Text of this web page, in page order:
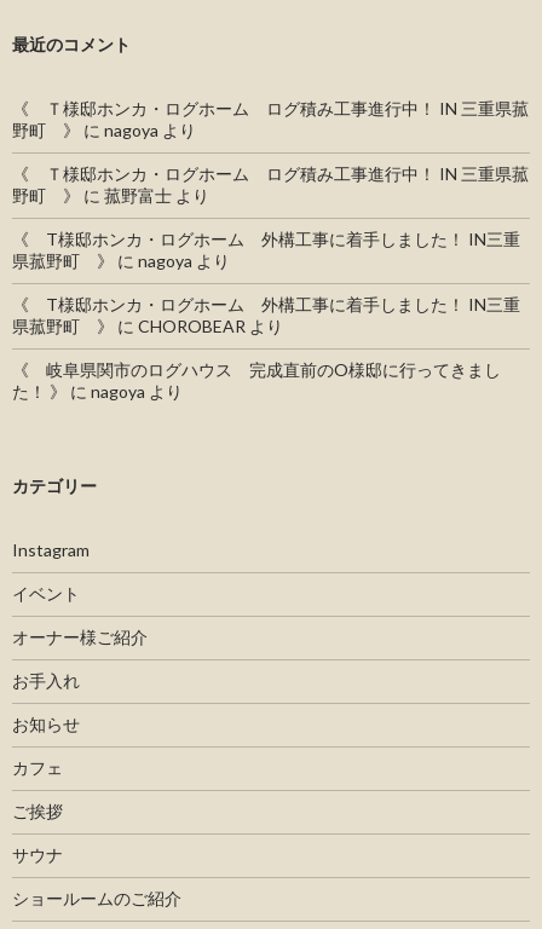
最近のコメント
《 Ｔ様邸ホンカ・ログホーム ログ積み工事進行中！ IN 三重県菰
野町 》
に nagoya より
《 Ｔ様邸ホンカ・ログホーム ログ積み工事進行中！ IN 三重県菰
野町 》
に 菰野富士 より
《 T様邸ホンカ・ログホーム 外構工事に着手しました！ IN三重
県菰野町 》
に nagoya より
《 T様邸ホンカ・ログホーム 外構工事に着手しました！ IN三重
県菰野町 》
に CHOROBEAR より
《 岐阜県関市のログハウス 完成直前のO様邸に行ってきまし
た！ 》
に nagoya より
カテゴリー
Instagram
イベント
オーナー様ご紹介
お手入れ
お知らせ
カフェ
ご挨拶
サウナ
ショールームのご紹介